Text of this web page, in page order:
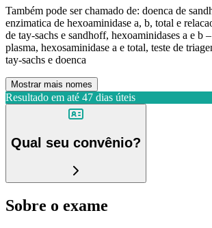
Também pode ser chamado de: doenca de
enzimatica de hexoaminidase a, b, total e
de tay-sachs e sandhoff, hexoaminidases a e b
plasma, hexosaminidase a e total, teste de
tay-sachs e doenca
Mostrar mais nomes
Resultado em até 47 dias úteis
Qual seu convênio?
Sobre o exame